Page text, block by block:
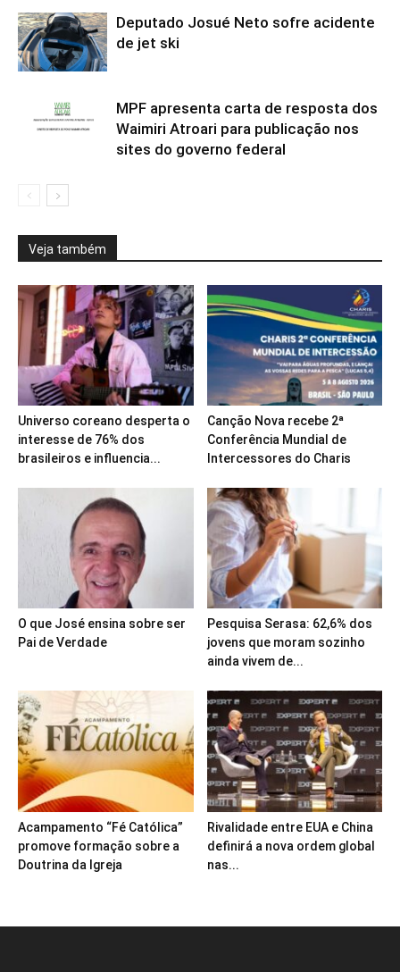
Deputado Josué Neto sofre acidente
de jet ski
MPF apresenta carta de resposta dos
Waimiri Atroari para publicação nos
sites do governo federal
Veja também
Universo coreano desperta o
interesse de 76% dos
brasileiros e influencia...
Canção Nova recebe 2ª
Conferência Mundial de
Intercessores do Charis
O que José ensina sobre ser
Pai de Verdade
Pesquisa Serasa: 62,6% dos
jovens que moram sozinho
ainda vivem de...
Acampamento “Fé Católica”
promove formação sobre a
Doutrina da Igreja
Rivalidade entre EUA e China
definirá a nova ordem global
nas...